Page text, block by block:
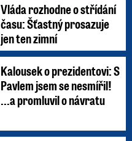
Vláda rozhodne o střídání
času: Šťastný prosazuje
jen ten zimní
Kalousek o prezidentovi: S
Pavlem jsem se nesmířil!
...a promluvil o návratu